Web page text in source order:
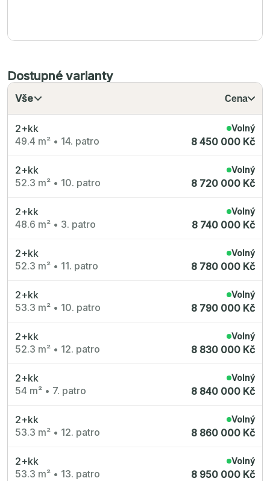
Dostupné varianty
Vše Cena
2+kk
49.4 m² • 14. patro
Volný
8 450 000 Kč
2+kk
52.3 m² • 10. patro
Volný
8 720 000 Kč
2+kk
48.6 m² • 3. patro
Volný
8 740 000 Kč
2+kk
52.3 m² • 11. patro
Volný
8 780 000 Kč
2+kk
53.3 m² • 10. patro
Volný
8 790 000 Kč
2+kk
52.3 m² • 12. patro
Volný
8 830 000 Kč
2+kk
54 m² • 7. patro
Volný
8 840 000 Kč
2+kk
53.3 m² • 12. patro
Volný
8 860 000 Kč
2+kk
53.3 m² • 13. patro
Volný
8 950 000 Kč